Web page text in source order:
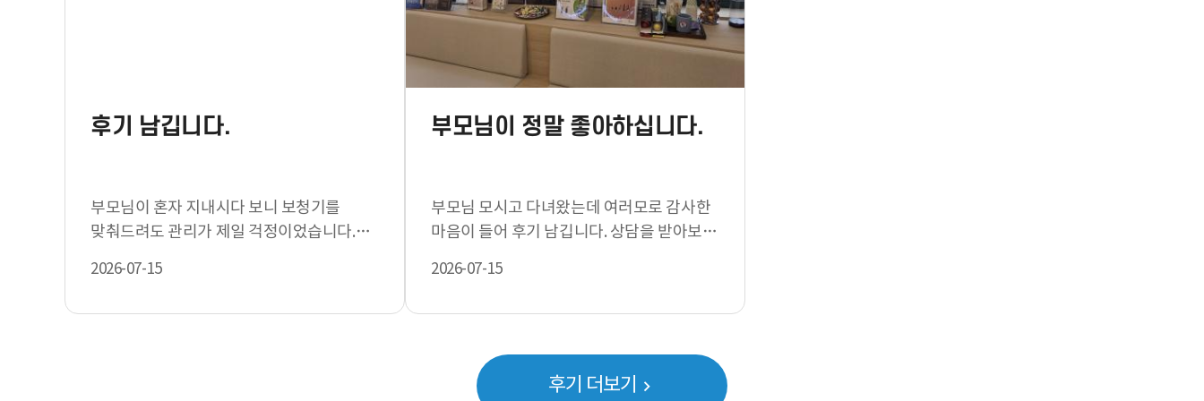
후기 남깁니다.
부모님이 혼자 지내시다 보니 보청기를
맞춰드려도 관리가 제일 걱정이었습니다.
2026-07-15
부모님이 정말 좋아하십니다.
부모님 모시고 다녀왔는데 여러모로 감사한
마음이 들어 후기 남깁니다. 상담을 받아보니
2026-07-15
후기 더보기